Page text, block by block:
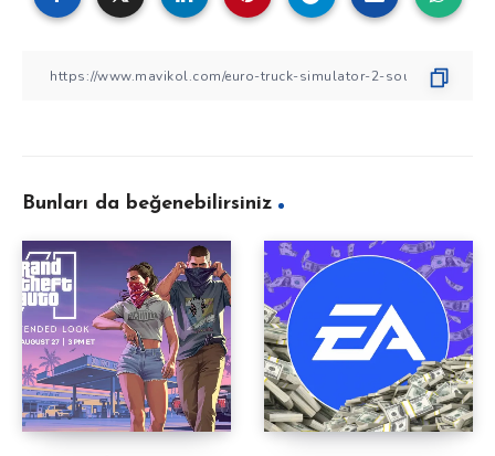
Bunları da beğenebilirsiniz